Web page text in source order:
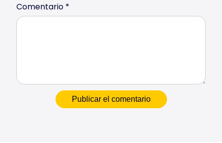
Comentario *